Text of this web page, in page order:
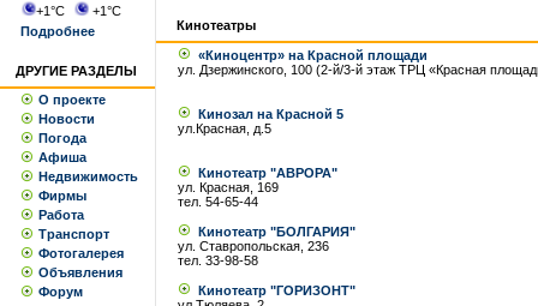
+1°С +1°С
Подробнее
ДРУГИЕ РАЗДЕЛЫ
О проекте
Новости
Погода
Афиша
Недвижимость
Фирмы
Работа
Транспорт
Фотогалерея
Объявления
Форум
Кинотеатры
«Киноцентр» на Красной площади
ул. Дзержинского, 100 (2-й/3-й этаж ТРЦ «Красная
Кинозал на Красной 5
ул.Красная, д.5
Кинотеатр "АВРОРА"
ул. Красная, 169
тел. 54-65-44
Кинотеатр "БОЛГАРИЯ"
ул. Ставропольская, 236
тел. 33-98-58
Кинотеатр "ГОРИЗОНТ"